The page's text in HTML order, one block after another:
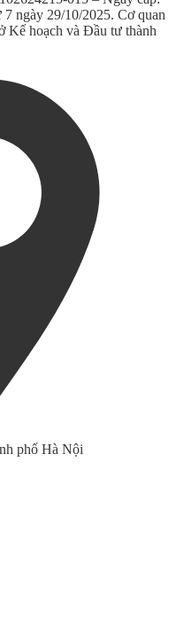
ngày 29/10/2025. Cơ quan
Kế hoạch và Đầu tư thành
phố Hà Nội